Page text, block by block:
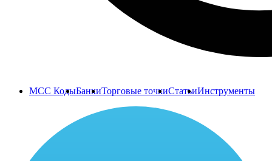
MCC КодыБанкиТорговые точкиСтатьиИнструменты